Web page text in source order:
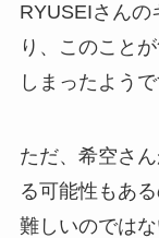
RYUSEIさんの
り、このこと
しまったようで
ただ、希空さ
る可能性もあ
難しいのではな